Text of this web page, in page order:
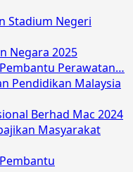
Stadium Negeri
Negara 2025
Perawatan…
Pendidikan Malaysia
Berhad Mac 2024
Masyarakat